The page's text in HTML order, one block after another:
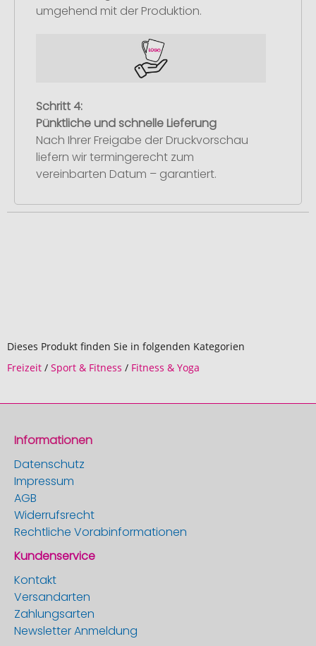
umgehend mit der Produktion.
Schritt 4:
Pünktliche und schnelle Lieferung
Nach Ihrer Freigabe der Druckvorschau
liefern wir termingerecht zum
vereinbarten Datum – garantiert.
Dieses Produkt finden Sie in folgenden Kategorien
Freizeit / Sport & Fitness / Fitness & Yoga
Informationen
Datenschutz
Impressum
AGB
Widerrufsrecht
Rechtliche Vorabinformationen
Kundenservice
Kontakt
Versandarten
Zahlungsarten
Newsletter Anmeldung